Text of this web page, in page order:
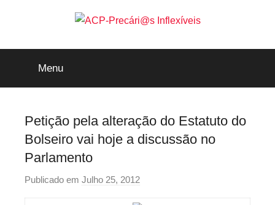
ACP-
Precári@s
Inflexíveis
Menu
Petição pela alteração do Estatuto do
Bolseiro vai hoje a discussão no
Parlamento
Publicado em Julho 25, 2012